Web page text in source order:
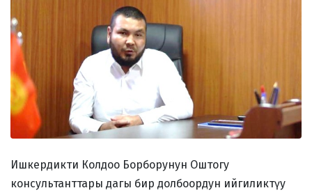
Ишкердикти Колдоо Борборунун Оштогу
консультанттары дагы бир долбоордун ийгиликтүу